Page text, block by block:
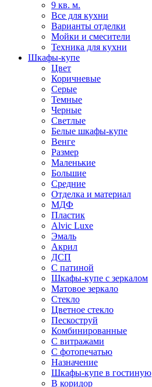
9 кв. м.
Все для кухни
Варианты отделки
Мойки и смесители
Техника для кухни
Шкафы-купе
Цвет
Коричневые
Серые
Темные
Черные
Светлые
Белые шкафы-купе
Венге
Размер
Маленькие
Большие
Средние
Отделка и материал
МДФ
Пластик
Alvic Luxe
Эмаль
Акрил
ДСП
С патиной
Шкафы-купе с зеркалом
Матовое зеркало
Стекло
Цветное стекло
Пескоструй
Комбинированные
С витражами
С фотопечатью
Назначение
Шкафы-купе в гостиную
В коридор